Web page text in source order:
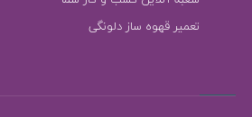
تعمیر قهوه ساز دلونگی